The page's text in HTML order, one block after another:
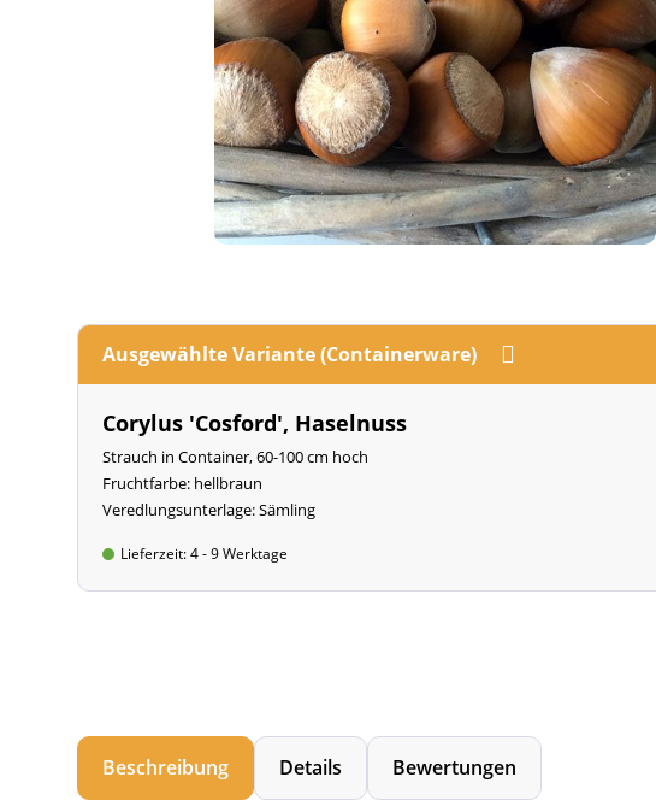
Ausgewählte Variante (Containerware)
Corylus 'Cosford', Haselnuss
Strauch in Container, 60-100 cm hoch
Fruchtfarbe: hellbraun
Veredlungsunterlage: Sämling
Lieferzeit: 4 - 9 Werktage
Beschreibung Details Bewertungen